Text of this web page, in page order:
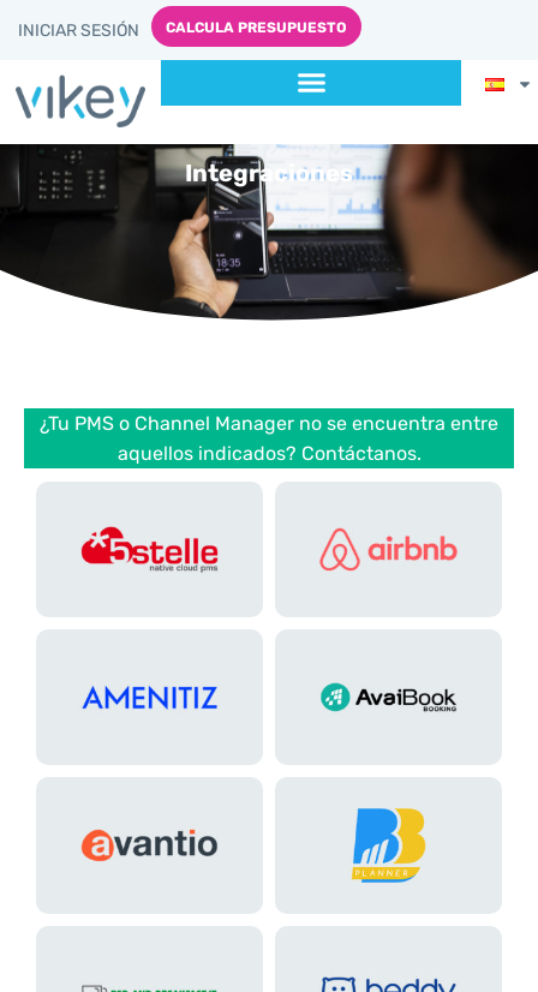
INICIAR SESIÓN CALCULA PRESUPUESTO
Integraciones
¿Tu PMS o Channel Manager no se encuentra entre
aquellos indicados? Contáctanos.